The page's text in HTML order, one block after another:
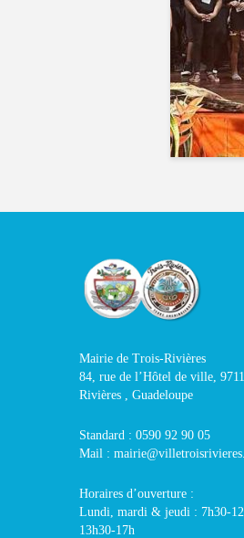
Mairie de Trois-Rivières
84, rue de l’Hôtel de ville,
Rivières , Guadeloupe
Standard : 0590 92 90 05
Mail :
Horaires d’ouverture :
Lundi, mardi & jeudi : 7h30-
13h30-17h